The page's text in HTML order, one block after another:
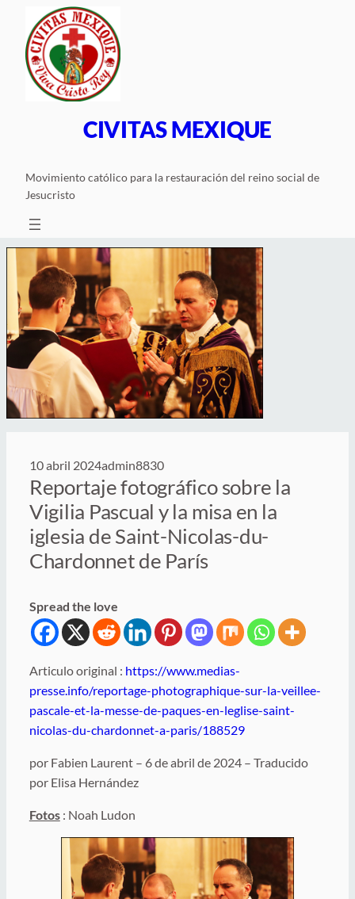
contenido
CIVITAS MEXIQUE
Movimiento católico para la restauración del reino social de
Jesucristo
10 abril 2024admin8830
Reportaje fotográfico sobre la
Vigilia Pascual y la misa en la
iglesia de Saint-Nicolas-du-
Chardonnet de París
Spread the love
Articulo original : https://www.medias-
presse.info/reportage-photographique-sur-la-veillee-
pascale-et-la-messe-de-paques-en-leglise-saint-
nicolas-du-chardonnet-a-paris/188529
por Fabien Laurent – 6 de abril de 2024 – Traducido
por Elisa Hernández
Fotos: Noah Ludon